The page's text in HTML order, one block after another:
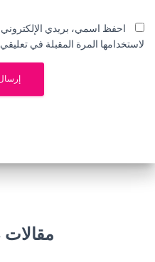
احفظ اسمي، بريدي
لاستخدامها المرة المقبلة في تعليقي.